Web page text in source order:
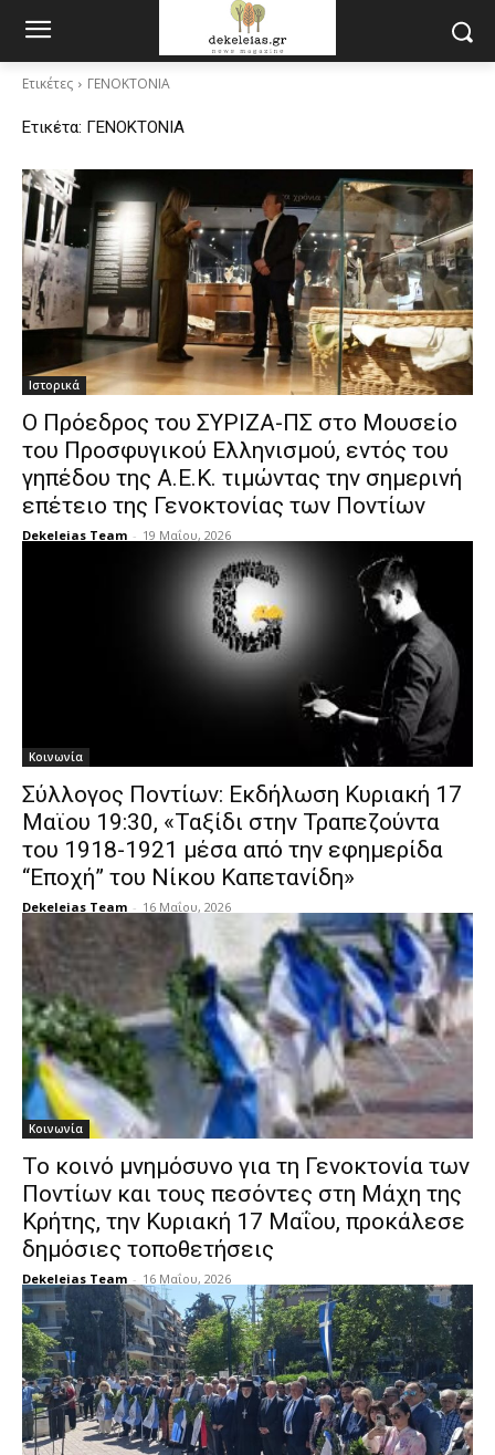
Ετικέτες ΓΕΝΟΚΤΟΝΙΑ
Ετικέτα: ΓΕΝΟΚΤΟΝΙΑ
Ιστορικά
Ο Πρόεδρος του ΣΥΡΙΖΑ-ΠΣ στο Μουσείο
του Προσφυγικού Ελληνισμού, εντός του
γηπέδου της Α.Ε.Κ. τιμώντας την σημερινή
επέτειο της Γενοκτονίας των Ποντίων
Dekeleias Team - 19 Μαΐου, 2026
Κοινωνία
Σύλλογος Ποντίων: Εκδήλωση Κυριακή 17
Μαϊου 19:30, «Ταξίδι στην Τραπεζούντα
του 1918-1921 μέσα από την εφημερίδα
“Εποχή” του Νίκου Καπετανίδη»
Dekeleias Team - 16 Μαΐου, 2026
Κοινωνία
Το κοινό μνημόσυνο για τη Γενοκτονία των
Ποντίων και τους πεσόντες στη Μάχη της
Κρήτης, την Κυριακή 17 Μαΐου, προκάλεσε
δημόσιες τοποθετήσεις
Dekeleias Team - 16 Μαΐου, 2026